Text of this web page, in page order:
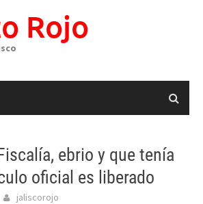
Rojo
ebrio y que tenía
oficial es liberado
jaliscorojo